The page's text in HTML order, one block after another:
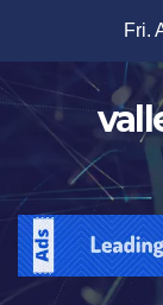
content
Fri.